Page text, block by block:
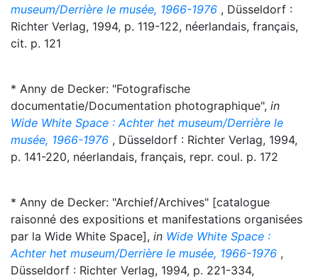
museum/Derrière le musée, 1966-1976 , Düsseldorf :
Richter Verlag, 1994, p. 119-122, néerlandais, français,
cit. p. 121
* Anny de Decker: "Fotografische
documentatie/Documentation photographique", in
Wide White Space : Achter het museum/Derrière le
musée, 1966-1976 , Düsseldorf : Richter Verlag, 1994,
p. 141-220, néerlandais, français, repr. coul. p. 172
* Anny de Decker: "Archief/Archives" [catalogue
raisonné des expositions et manifestations organisées
par la Wide White Space], in Wide White Space :
Achter het museum/Derrière le musée, 1966-1976 ,
Düsseldorf : Richter Verlag, 1994, p. 221-334,